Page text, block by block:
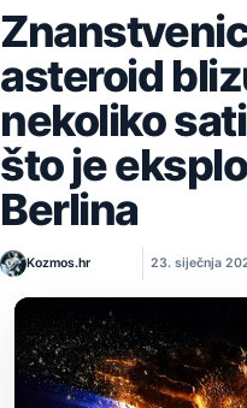
asteroid
nekoliko
što je
Berlina
Kozmos.hr 23. siječnja